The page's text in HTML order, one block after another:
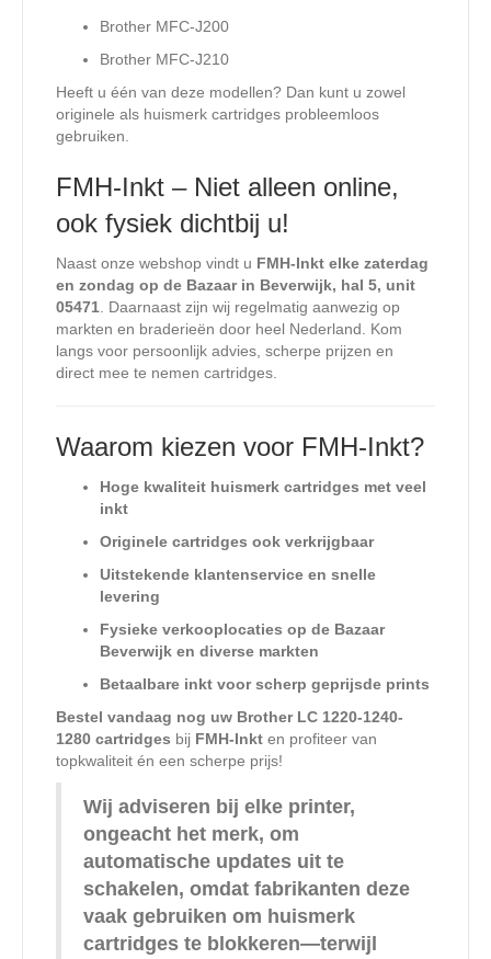
Brother MFC-J200
Brother MFC-J210
Heeft u één van deze modellen? Dan kunt u zowel
originele als huismerk cartridges probleemloos
gebruiken.
FMH-Inkt – Niet alleen online,
ook fysiek dichtbij u!
Naast onze webshop vindt u FMH-Inkt elke zaterdag
en zondag op de Bazaar in Beverwijk, hal 5, unit
05471. Daarnaast zijn wij regelmatig aanwezig op
markten en braderieën door heel Nederland. Kom
langs voor persoonlijk advies, scherpe prijzen en
direct mee te nemen cartridges.
Waarom kiezen voor FMH-Inkt?
Hoge kwaliteit huismerk cartridges met veel
inkt
Originele cartridges ook verkrijgbaar
Uitstekende klantenservice en snelle
levering
Fysieke verkooplocaties op de Bazaar
Beverwijk en diverse markten
Betaalbare inkt voor scherp geprijsde prints
Bestel vandaag nog uw Brother LC 1220-1240-
1280 cartridges bij FMH-Inkt en profiteer van
topkwaliteit én een scherpe prijs!
Wij adviseren bij elke printer,
ongeacht het merk, om
automatische updates uit te
schakelen, omdat fabrikanten deze
vaak gebruiken om huismerk
cartridges te blokkeren—terwijl